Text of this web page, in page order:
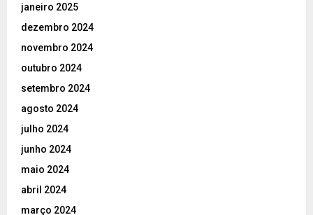
janeiro 2025
dezembro 2024
novembro 2024
outubro 2024
setembro 2024
agosto 2024
julho 2024
junho 2024
maio 2024
abril 2024
março 2024